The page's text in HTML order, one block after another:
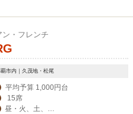
・フレンチ
市内｜久茂地・松尾
平均予算 1,000円台
15席
昼・火、土、